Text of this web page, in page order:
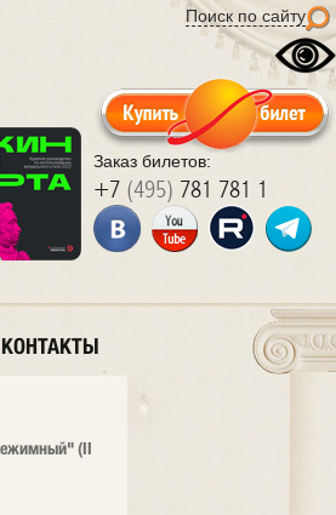
Поиск по сайту
Заказ билетов:
+7 (495) 781 781 1
КОНТАКТЫ
(II